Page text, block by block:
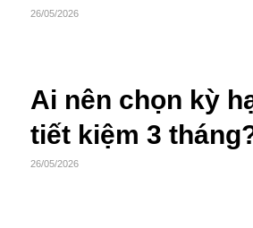
26/05/2026
Ai nên chọn kỳ
tiết kiệm 3
26/05/2026